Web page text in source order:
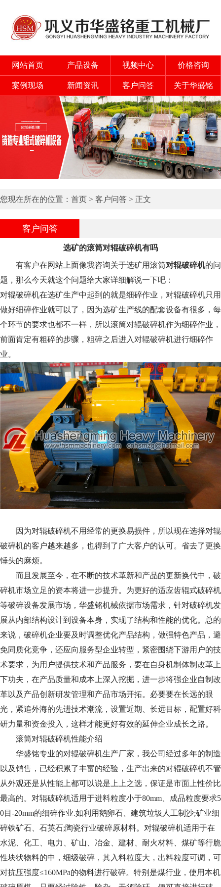
网站首页 产品设备 视频中心 价格咨询
案例现场 新闻资讯 客户问答 关于华盛铭
您现在所在的位置： 首页 > 客户问答 > 正文
客户问答
选矿的滚筒对辊破碎机有吗
有客户在网站上面像我咨询关于选矿用滚筒对辊破碎机的问
题，那么今天就这个问题给大家详细解说一下吧：
对辊破碎机在选矿生产中起到的就是细碎作业，对辊破碎机只用
做好细碎作业就可以了，因为选矿生产线的配套设备有很多，每
个环节的要求也都不一样，所以滚筒对辊破碎机作为细碎作业，
前面肯定有粗碎的步骤，粗碎之后进入对辊破碎机进行细碎作
业。
因为对辊破碎机不用经常的更换易损件，所以现在选择对辊
破碎机的客户越来越多，也得到了广大客户的认可。省去了更换
锤头的麻烦。
而且发展至今，在不断的技术革新和产品的更新换代中，破
碎机市场立足的资本将进一步提升。为更好的适应齿辊式破碎机
等破碎设备发展市场，华盛铭机械依据市场需求，针对破碎机发
展从内部结构设计到设备本身，实现了结构和性能的优化。总的
来说，破碎机企业要及时调整优化产品结构，做强特色产品，避
免同质化竞争，还应向服务型企业转型，紧密围绕下游用户的技
术要求，为用户提供技术和产品服务，要在自身机制体制改革上
下功夫，在产品质量和成本上深入挖掘，进一步将强企业自制改
革以及产品创新研发管理和产品市场开拓。必要要在长远的眼
光，紧追外海的先进技术潮流，设置近期、长远目标，配置好科
研力量和资金投入，这样才能更好有效的延伸企业成长之路。
滚筒对辊破碎机性能介绍
华盛铭专业的对辊破碎机生产厂家，我公司经过多年的制造
以及销售，已经积累了丰富的经验，生产出来的对辊破碎机不管
从外观还是从性能上都可以说是上上之选，保证是市面上性价比
最高的。对辊破碎机适用于进料粒度小于80mm、成品粒度要求5
0目-20mm的细碎作业.如利用鹅卵石、建筑垃圾人工制沙;矿业细
碎铁矿石、石英石;陶瓷行业破碎原材料。对辊破碎机适用于在
水泥、化工、电力、矿山、冶金、建材、耐火材料、煤矿等行脆
性块状物料的中，细级破碎，其入料粒度大，出料粒度可调，可
对抗压强度≤160MPa的物料进行破碎。特别是煤行业，使用本机